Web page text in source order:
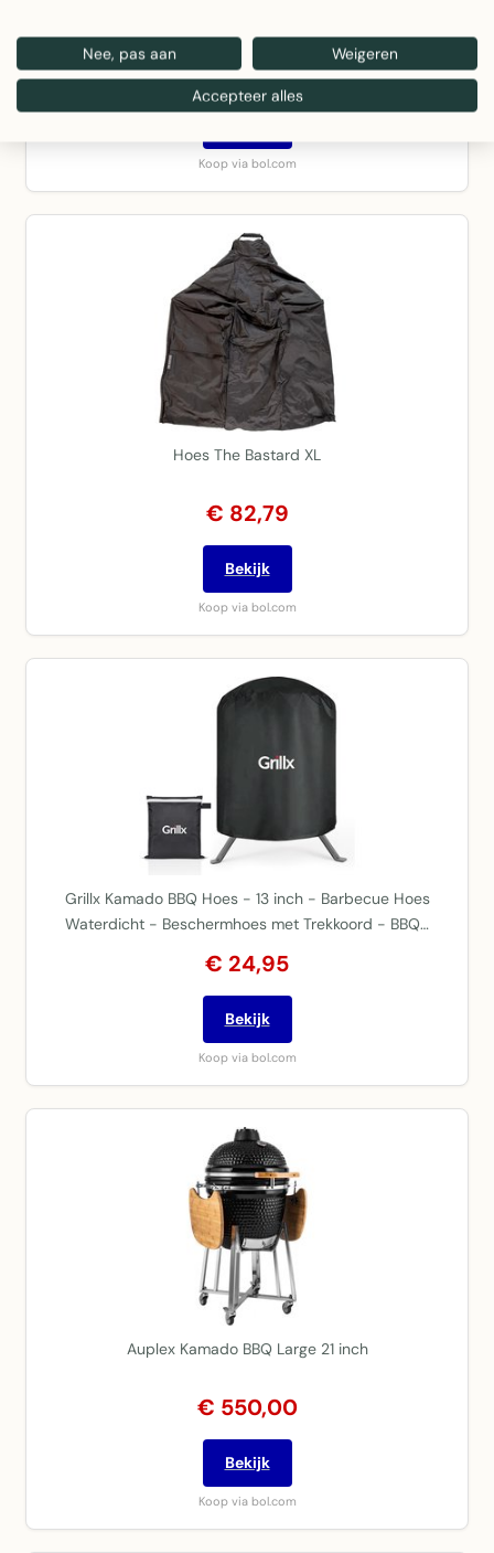
€ 27,99
Koop via bol.com
Hoes The Bastard XL
€ 82,79
Bekijk
Koop via bol.com
Grillx Kamado BBQ Hoes - 13 inch - Barbecue Hoes
Waterdicht - Beschermhoes met Trekkoord - BBQ…
€ 24,95
Bekijk
Koop via bol.com
Auplex Kamado BBQ Large 21 inch
€ 550,00
Bekijk
Koop via bol.com
Nee, pas aan Weigeren
Accepteer alles